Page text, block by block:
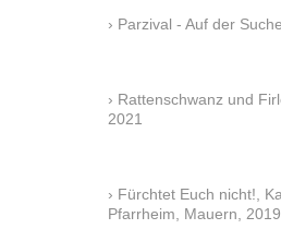
Parzival - Auf der
Rattenschwanz und
2021
Fürchtet Euch nicht!,
Pfarrheim, Mauern, 2019